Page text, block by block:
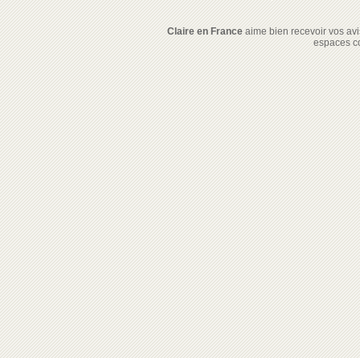
Claire en Franceaime bien recevoir vos
espaces